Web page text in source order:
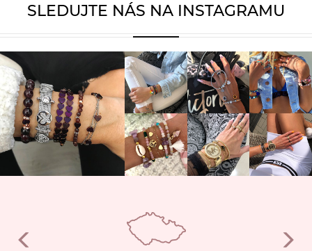
SLEDUJTE NÁS NA INSTAGRAMU